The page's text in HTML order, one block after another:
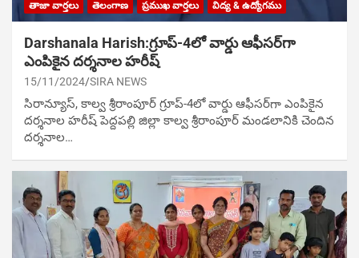
తాజా వార్తలు తెలంగాణ ప్రముఖ వార్తలు విద్య & ఉద్యోగము
Darshanala Harish:గ్రూప్-4లో వార్డు ఆఫీసర్‌గా
ఎంపికైన దర్శనాల హరీష్
15/11/2024 SIRA NEWS
సిరాన్యూస్, కాల్వ శ్రీరాంపూర్ గ్రూప్-4లో వార్డు ఆఫీసర్‌గా ఎంపికైన
దర్శనాల హరీష్ పెద్దపల్లి జిల్లా కాల్వ శ్రీరాంపూర్ మండలానికి చెందిన
దర్శనాల…